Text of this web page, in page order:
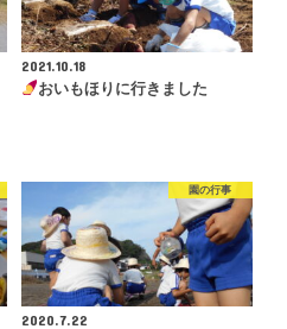
2021.10.18
おいもほりに行きました
園の行事
2020.7.22